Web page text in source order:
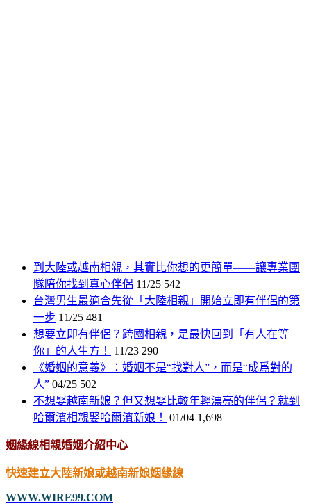
到大陸或越南相親，其實比你想的更簡單——讓專業團
隊陪你找到真心伴侶 11/25 542
台灣男生最適合先從「大陸相親」開始立即有伴侶的第
一步 11/25 481
想要立即有伴侶？跨國相親，是最快回到「有人在等
你」的人生方！
11/23 290
《婚姻的意義》：婚姻不是“找對人”，而是“成爲對的
人” 04/25 502
不想娶越南新娘？但又想娶比較年輕漂亮的伴侶？就到
哈爾濱相親娶哈爾濱新娘！
01/04 1,698
姻緣線相親婚姻介紹中心
快速建立大陸新娘或越南新娘姻緣線
WWW.WIRE99.COM